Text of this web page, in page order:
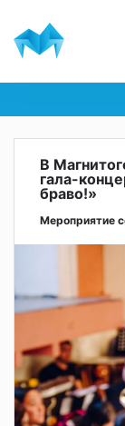
В
гала-
браво!»
Мероприятие